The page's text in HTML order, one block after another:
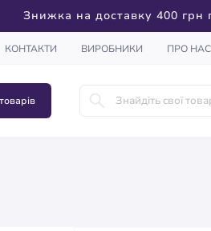
Знижка на доставку 400 грн
КОНТАКТИ ВИРОБНИКИ ПРО НАС